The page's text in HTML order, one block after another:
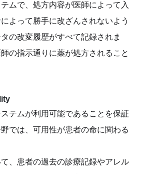
ムで、処方内容が医師によって入
よって勝手に改ざんされないよう
の改変履歴がすべて記録されま
の指示通りに薬が処方されること
テムが利用可能であることを保証
では、可用性が患者の命に関わる
、患者の過去の診療記録やアレル